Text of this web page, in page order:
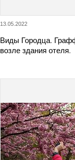
13.05.2022
Виды Городца.
возле здания отеля.